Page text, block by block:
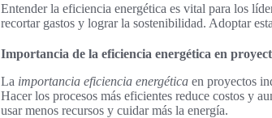
Entender la eficiencia energética es vital para los
recortar gastos y lograr la sostenibilidad. Adoptar
Importancia de la eficiencia energética en
La importancia eficiencia energética en proyectos
Hacer los procesos más eficientes reduce costos y
usar menos recursos y cuidar más la energía.